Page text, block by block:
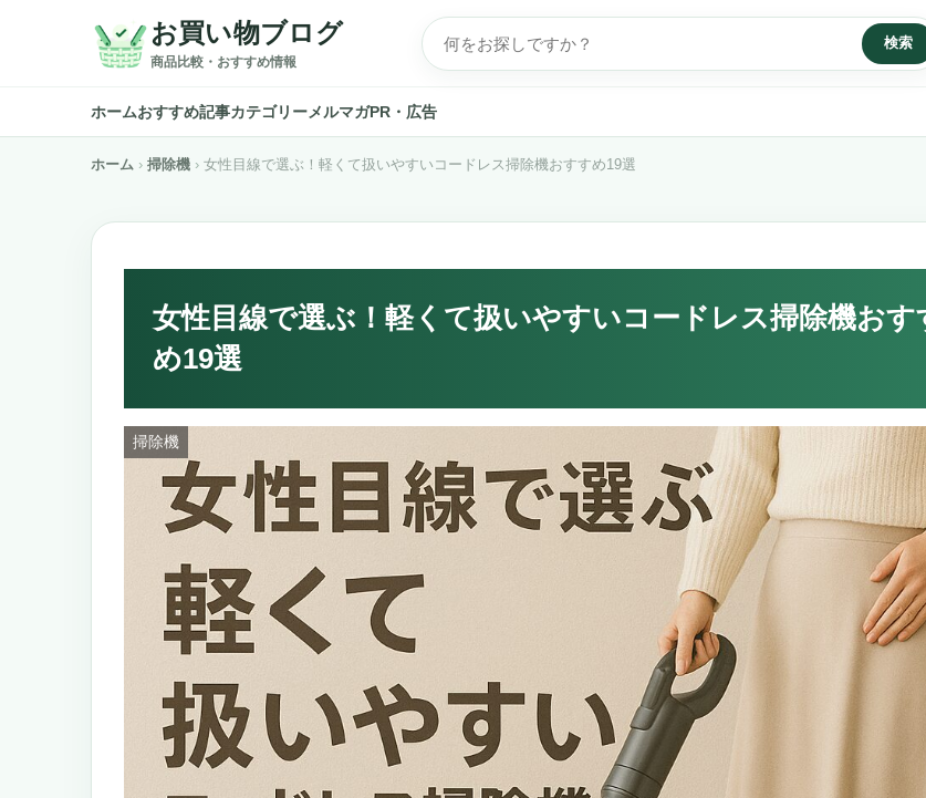
お買い物ブログ
商品比較・おすすめ情報
検索
ホームおすすめ記事カテゴリーメルマガPR・広告
ホーム 掃除機 女性目線で選ぶ！軽くて扱いやすいコードレス掃除機おすすめ19選
女性目線で選ぶ！軽くて扱いやすいコードレス掃除機おす
め19選
掃除機